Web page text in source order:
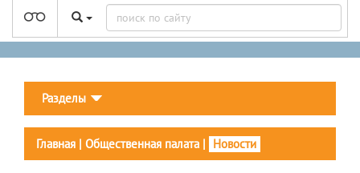
Разделы
Главная | Общественная палата | Новости